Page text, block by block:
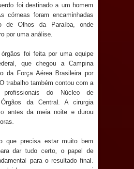
de Sapé promove
Julho Neon com ações de
sobre saúde bucal
Brandão: gestão municipal
pagamento do mês de julho
economia para Festa de
Bucal: Mais de 470 próteses
foi destinado a um homem
córneas foram encaminhadas
de Olhos da Paraíba, onde
por uma análise.
foi feita por uma equipe
que chegou a Campina
da Força Aérea Brasileira por
trabalho também contou com a
profissionais do Núcleo de
da Central. A cirurgia
antes da meia noite e durou
que precisa estar muito bem
dar tudo certo, o papel de
para o resultado final.